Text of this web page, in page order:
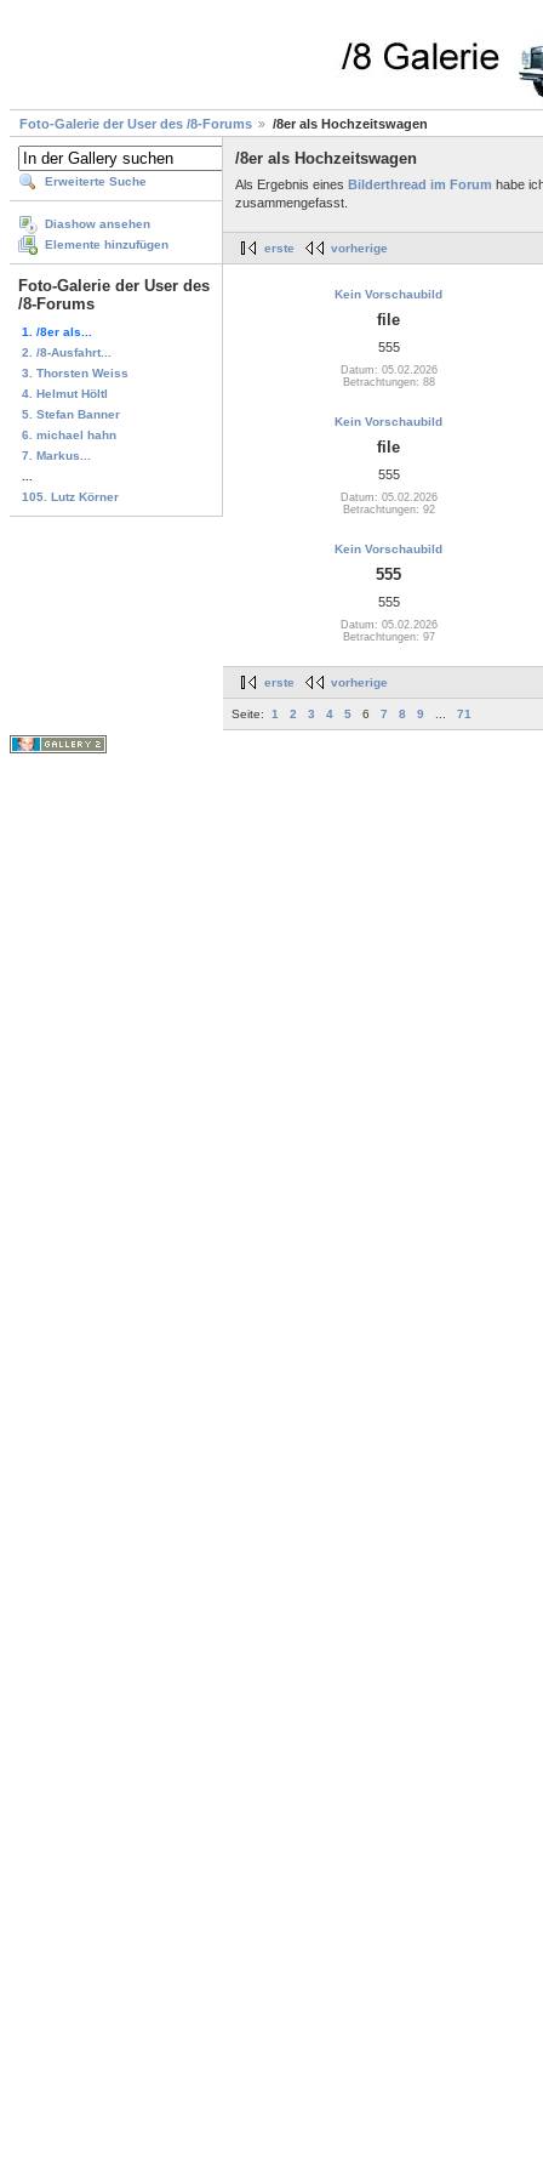
Foto-Galerie der User des /8-Forums /8er als Hochzeitswagen
Erweiterte Suche
Diashow ansehen
Elemente hinzufügen
Foto-Galerie der User des
/8-Forums
1. /8er als...
2. /8-Ausfahrt...
3. Thorsten Weiss
4. Helmut Höltl
5. Stefan Banner
6. michael hahn
7. Markus...
105. Lutz Körner
/8er als Hochzeitswagen
Als Ergebnis eines Bilderthread im Forum habe
zusammengefasst.
erste vorherige
Kein Vorschaubild
file
555
Datum: 05.02.2026
Betrachtungen: 88
Kein Vorschaubild
file
555
Datum: 05.02.2026
Betrachtungen: 92
Kein Vorschaubild
555
555
Datum: 05.02.2026
Betrachtungen: 97
erste vorherige
Seite: 1 2 3 4 5 6 7 8 9 71